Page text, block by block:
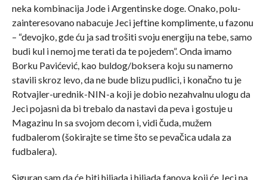
neka kombinacija Jode i Argentinske doge. Onako, polu-
zainteresovano nabacuje Jeci jeftine komplimente, u fazonu
– “devojko, gde ću ja sad trošiti svoju energiju na tebe, samo
budi kul i nemoj me terati da te pojedem”. Onda imamo
Borku Pavićević, kao buldog/boksera koju su namerno
stavili skroz levo, da ne bude blizu pudlici, i konačno tu je
Rotvajler-urednik-NIN-a koji je dobio nezahvalnu ulogu da
Jeci pojasni da bi trebalo da nastavi da peva i gostuje u
Magazinu In sa svojom decom i, vidi čuda, mužem
fudbalerom (šokirajte se time što se pevačica udala za
fudbalera).
Siguran sam da će biti hiljada i hiljada fanova koji će Jeci na